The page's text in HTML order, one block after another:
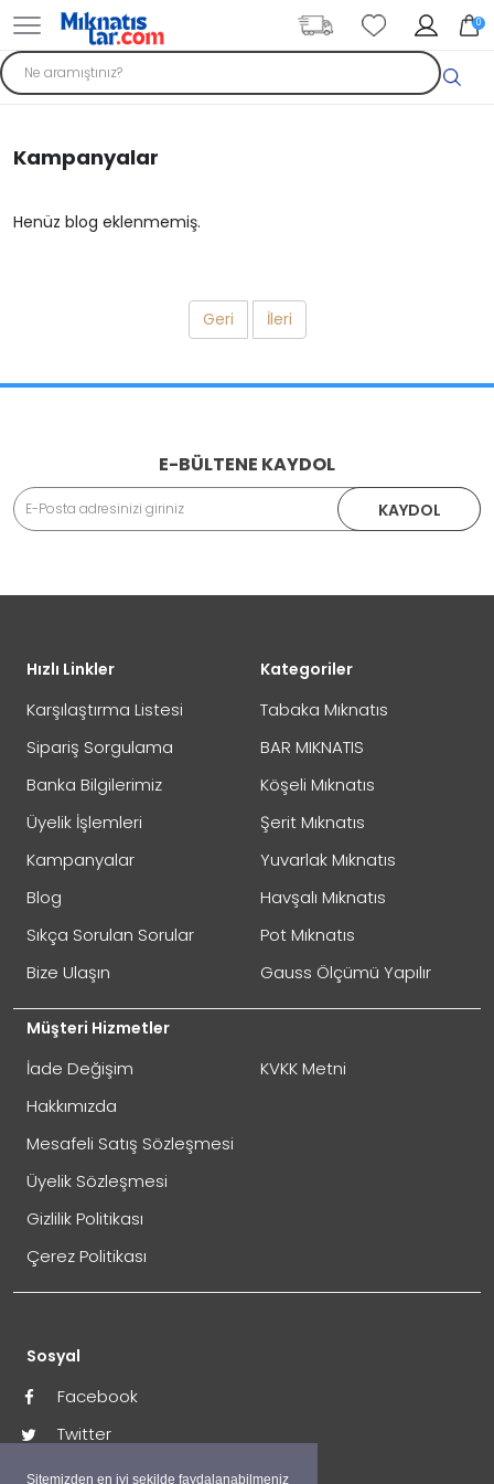
Sitemizden en iyi şekilde faydalanabilmeniz
0
Kampanyalar
Henüz blog eklenmemiş.
Geri İleri
E-BÜLTENE KAYDOL
KAYDOL
Hızlı Linkler
Karşılaştırma Listesi
Sipariş Sorgulama
Banka Bilgilerimiz
Üyelik İşlemleri
Kampanyalar
Blog
Sıkça Sorulan Sorular
Bize Ulaşın
Müşteri Hizmetler
İade Değişim
Hakkımızda
Mesafeli Satış Sözleşmesi
Üyelik Sözleşmesi
Gizlilik Politikası
Çerez Politikası
KVKK Metni
Kategoriler
Tabaka Mıknatıs
BAR MIKNATIS
Köşeli Mıknatıs
Şerit Mıknatıs
Yuvarlak Mıknatıs
Havşalı Mıknatıs
Pot Mıknatıs
Gauss Ölçümü Yapılır
Sosyal
Facebook
Twitter
İnstagram